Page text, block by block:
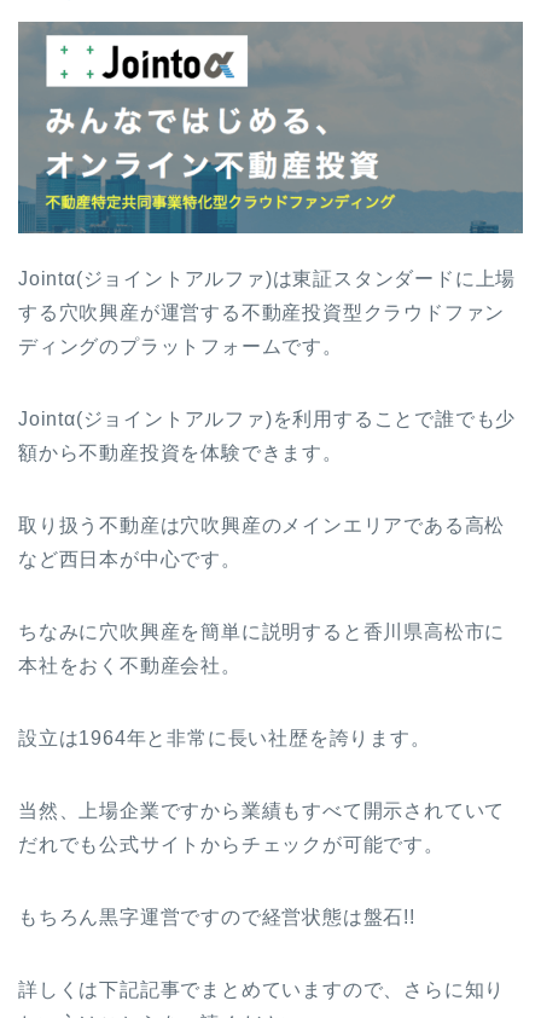
Jointα(ジョイントアルファ)は東証スタンダードに上場
する穴吹興産が運営する不動産投資型クラウドファン
ディングのプラットフォームです。
Jointα(ジョイントアルファ)を利用することで誰でも少
額から不動産投資を体験できます。
取り扱う不動産は穴吹興産のメインエリアである高松
など西日本が中心です。
ちなみに穴吹興産を簡単に説明すると香川県高松市に
本社をおく不動産会社。
設立は1964年と非常に長い社歴を誇ります。
当然、上場企業ですから業績もすべて開示されていて
だれでも公式サイトからチェックが可能です。
もちろん黒字運営ですので経営状態は盤石!!
詳しくは下記記事でまとめていますので、さらに知り